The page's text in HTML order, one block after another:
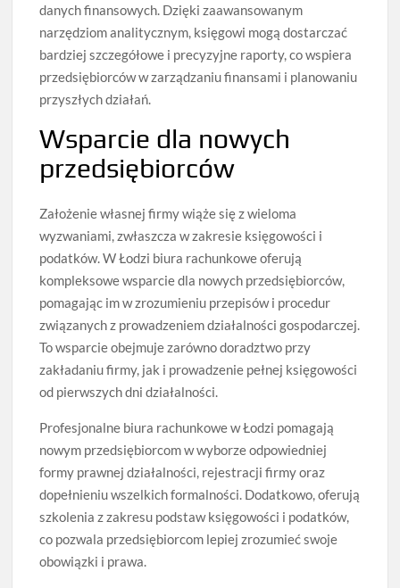
danych finansowych. Dzięki zaawansowanym
narzędziom analitycznym, księgowi mogą dostarczać
bardziej szczegółowe i precyzyjne raporty, co wspiera
przedsiębiorców w zarządzaniu finansami i planowaniu
przyszłych działań.
Wsparcie dla nowych
przedsiębiorców
Założenie własnej firmy wiąże się z wieloma
wyzwaniami, zwłaszcza w zakresie księgowości i
podatków. W Łodzi biura rachunkowe oferują
kompleksowe wsparcie dla nowych przedsiębiorców,
pomagając im w zrozumieniu przepisów i procedur
związanych z prowadzeniem działalności gospodarczej.
To wsparcie obejmuje zarówno doradztwo przy
zakładaniu firmy, jak i prowadzenie pełnej księgowości
od pierwszych dni działalności.
Profesjonalne biura rachunkowe w Łodzi pomagają
nowym przedsiębiorcom w wyborze odpowiedniej
formy prawnej działalności, rejestracji firmy oraz
dopełnieniu wszelkich formalności. Dodatkowo, oferują
szkolenia z zakresu podstaw księgowości i podatków,
co pozwala przedsiębiorcom lepiej zrozumieć swoje
obowiązki i prawa.